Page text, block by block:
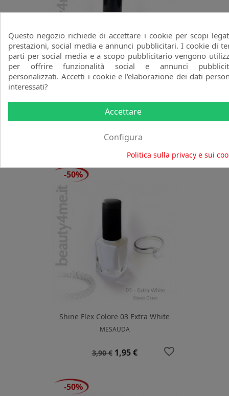
Shine Flex Colore 51 Poison Viola
Perlato
Prezzo
3,90 € Prezzo
1,95 €
Shine Flex Colore 03 Extra White
MESAUDA
Prezzo
3,90 € Prezzo
1,95 €
-50%
favorite_border
-50%
Questo negozio richiede di accettare i cookie per scopi
prestazioni, social media e annunci pubblicitari. I cookie di
parti per social media e a scopo pubblicitario vengono
per offrire funzionalità social e annunci
personalizzati. Accetti i cookie e l'elaborazione dei dati
interessati?
Accettare
Configura
Politica sulla privacy e sui